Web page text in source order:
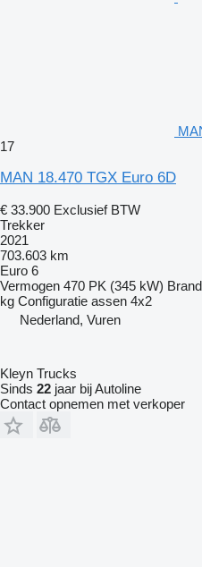
17
MAN 18.470 TGX Euro 6D
€ 33.900 Exclusief BTW
Trekker
2021
703.603 km
Euro 6
Vermogen 470 PK (345 kW)
kg Configuratie assen 4x2
Nederland, Vuren
Kleyn Trucks
Sinds 22 jaar bij Autoline
Contact opnemen met verkoper